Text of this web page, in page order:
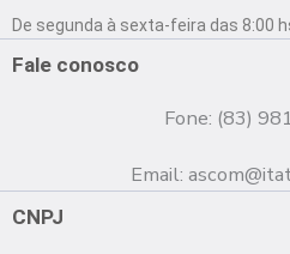
o
o
b
e
De segunda à sexta-feira das 8:00
Fale conosco
Fone: (83)
Email:
CNPJ